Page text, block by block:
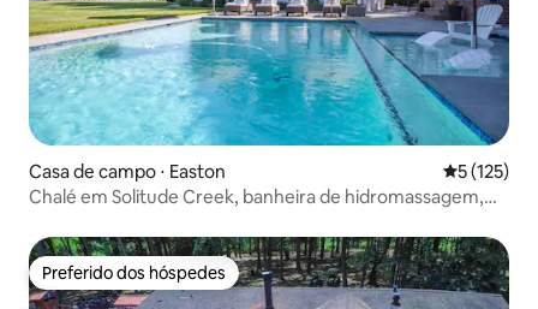
Casa de campo ⋅ Easton 5 de uma
5 (125)
Chalé em Solitude Creek, banheira de hidromassagem,
Preferido dos hóspedes
Preferido dos hóspedes